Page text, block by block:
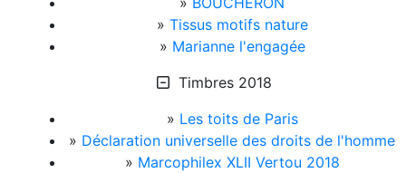
» Tissus motifs nature
» Marianne l'engagée
Timbres 2018
» Les toits de Paris
» Déclaration universelle des droits de l'homme
» Marcophilex XLII Vertou 2018